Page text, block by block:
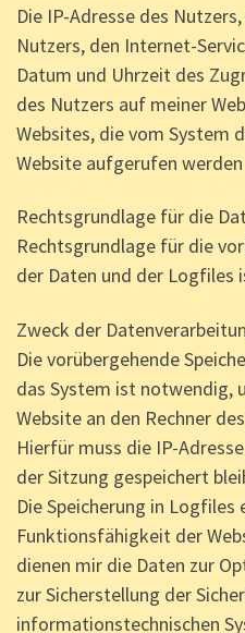
Die IP-Adresse des
Nutzers, den Internet-
Datum und Uhrzeit des
des Nutzers auf meiner
Websites, die vom System
Website aufgerufen werden
Rechtsgrundlage für die
Rechtsgrundlage für die
der Daten und der Logfiles
Zweck der
Die vorübergehende
das System ist notwendig,
Website an den Rechner
Hierfür muss die IP-
der Sitzung gespeichert
Die Speicherung in
Funktionsfähigkeit der
dienen mir die Daten zur
zur Sicherstellung der
informationstechnischen